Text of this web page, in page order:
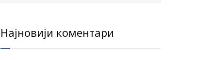
Најновији коментари